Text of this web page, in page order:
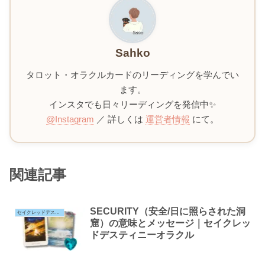
Sahko
タロット・オラクルカードのリーディングを学んでい
ます。
インスタでも日々リーディングを発信中✨
@Instagram ／ 詳しくは 運営者情報 にて。
関連記事
SECURITY（安全/日に照らされた洞
窟）の意味とメッセージ｜セイクレッ
ドデスティニーオラクル